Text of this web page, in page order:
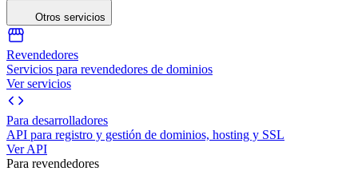
Otros servicios
Revendedores
Servicios para revendedores de dominios
Ver servicios
Para desarrolladores
API para registro y gestión de dominios, hosting y SSL
Ver API
Para revendedores